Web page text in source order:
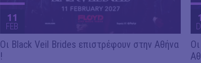
11
FEB
Οι Black Veil Brides επιστρέφουν στην Αθήνα
!